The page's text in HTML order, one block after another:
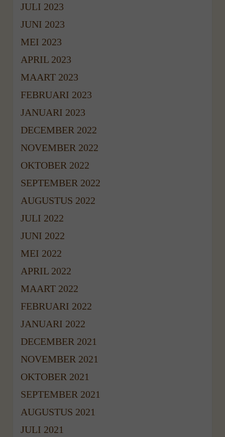
JULI 2023
JUNI 2023
MEI 2023
APRIL 2023
MAART 2023
FEBRUARI 2023
JANUARI 2023
DECEMBER 2022
NOVEMBER 2022
OKTOBER 2022
SEPTEMBER 2022
AUGUSTUS 2022
JULI 2022
JUNI 2022
MEI 2022
APRIL 2022
MAART 2022
FEBRUARI 2022
JANUARI 2022
DECEMBER 2021
NOVEMBER 2021
OKTOBER 2021
SEPTEMBER 2021
AUGUSTUS 2021
JULI 2021